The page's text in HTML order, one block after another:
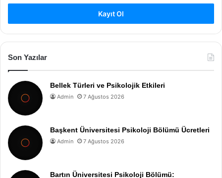
Kayıt Ol
Son Yazılar
Bellek Türleri ve Psikolojik Etkileri
Admin 7 Ağustos 2026
Başkent Üniversitesi Psikoloji Bölümü Ücretleri
Admin 7 Ağustos 2026
Bartın Üniversitesi Psikoloji Bölümü: